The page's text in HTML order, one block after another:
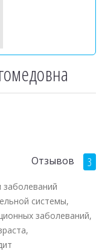
Отзывов 3
заболеваний
системы,
заболеваний,